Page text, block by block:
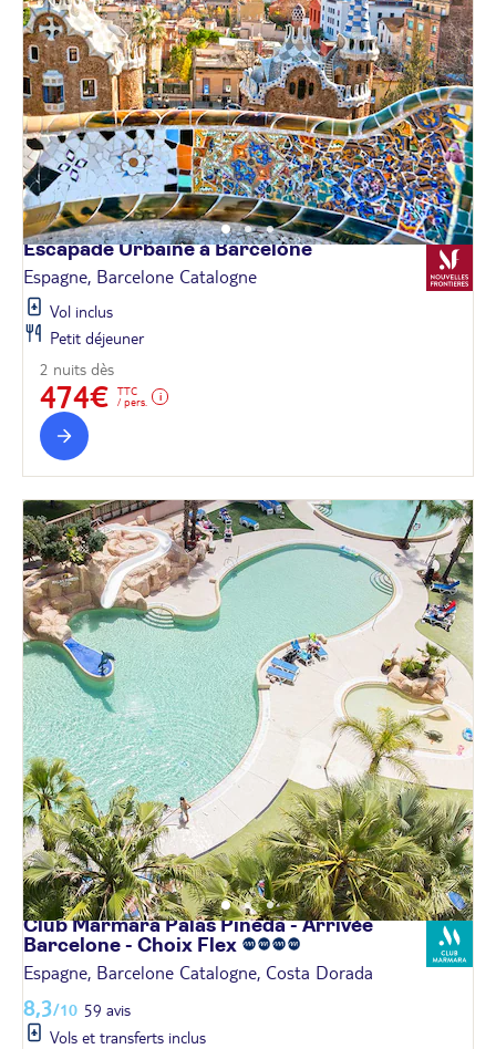
Escapade Urbaine àBarcelone
Espagne, Barcelone Catalogne
Vol inclus
Petit déjeuner
2 nuits dès
474€
TTC
/ pers.
Club Marmara Palas Pineda - Arrivée
Barcelone - Choix Flex
Espagne, Barcelone Catalogne, Costa Dorada
8,3/10 59 avis
Vols et transferts inclus